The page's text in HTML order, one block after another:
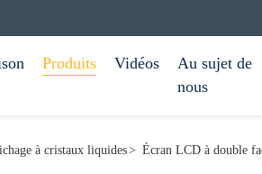
Produits Vidéos
Au sujet de
nous
à cristaux liquides> Écran LCD à double